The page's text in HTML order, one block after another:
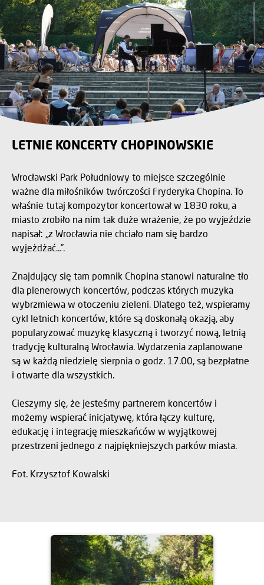
LETNIE KONCERTY CHOPINOWSKIE
Wrocławski Park Południowy to miejsce szczególnie
ważne dla miłośników twórczości Fryderyka Chopina. To
właśnie tutaj kompozytor koncertował w 1830 roku, a
miasto zrobiło na nim tak duże wrażenie, że po wyjeździe
napisał: „z Wrocławia nie chciało nam się bardzo
wyjeżdżać…”.
Znajdujący się tam pomnik Chopina stanowi naturalne tło
dla plenerowych koncertów, podczas których muzyka
wybrzmiewa w otoczeniu zieleni. Dlatego też, wspieramy
cykl letnich koncertów, które są doskonałą okazją, aby
popularyzować muzykę klasyczną i tworzyć nową, letnią
tradycję kulturalną Wrocławia. Wydarzenia zaplanowane
są w każdą niedzielę sierpnia o godz. 17.00, są bezpłatne
i otwarte dla wszystkich.
Cieszymy się, że jesteśmy partnerem koncertów i
możemy wspierać inicjatywę, która łączy kulturę,
edukację i integrację mieszkańców w wyjątkowej
przestrzeni jednego z najpiękniejszych parków miasta.
Fot. Krzysztof Kowalski